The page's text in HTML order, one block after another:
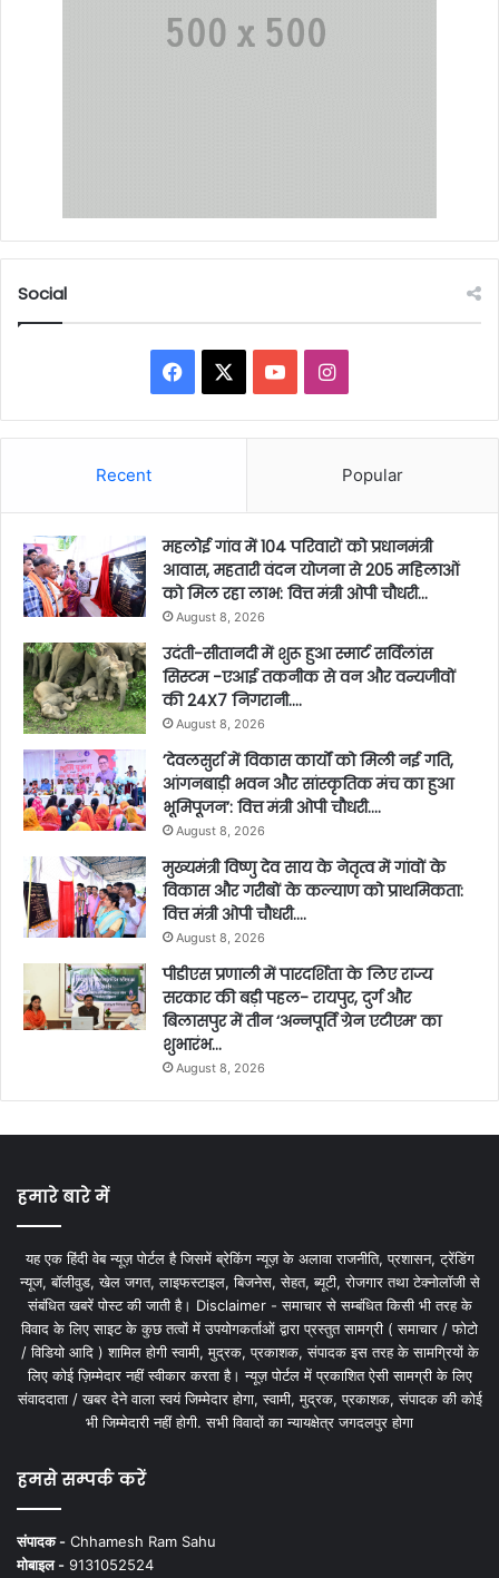
Social
Facebook YouTubeInstagram
Recent Popular
महलोई गांव में 104 परिवारों को प्रधानमंत्री
आवास, महतारी वंदन योजना से 205 महिलाओं
को मिल रहा लाभ: वित्त मंत्री ओपी चौधरी…
August 8, 2026
उदंती-सीतानदी में शुरू हुआ स्मार्ट सर्विलांस
सिस्टम -एआई तकनीक से वन और वन्यजीवों
की 24X7 निगरानी….
August 8, 2026
’देवलसुर्रा में विकास कार्यों को मिली नई गति,
आंगनबाड़ी भवन और सांस्कृतिक मंच का हुआ
भूमिपूजन’: वित्त मंत्री ओपी चौधरी….
August 8, 2026
मुख्यमंत्री विष्णु देव साय के नेतृत्व में गांवों के
विकास और गरीबों के कल्याण को प्राथमिकता:
वित्त मंत्री ओपी चौधरी….
August 8, 2026
पीडीएस प्रणाली में पारदर्शिता के लिए राज्य
सरकार की बड़ी पहल- रायपुर, दुर्ग और
बिलासपुर में तीन ‘अन्नपूर्ति ग्रेन एटीएम‘ का
शुभारंभ…
August 8, 2026
हमारे बारे में
यह एक हिंदी वेब न्यूज़ पोर्टल है जिसमें ब्रेकिंग न्यूज़ के अलावा राजनीति, प्रशासन, ट्रेंडिंग
न्यूज, बॉलीवुड, खेल जगत, लाइफस्टाइल, बिजनेस, सेहत, ब्यूटी, रोजगार तथा टेक्नोलॉजी से
संबंधित खबरें पोस्ट की जाती है। Disclaimer - समाचार से सम्बंधित किसी भी तरह के
विवाद के लिए साइट के कुछ तत्वों में उपयोगकर्ताओं द्वारा प्रस्तुत सामग्री ( समाचार / फोटो
/ विडियो आदि ) शामिल होगी स्वामी, मुद्रक, प्रकाशक, संपादक इस तरह के सामग्रियों के
लिए कोई ज़िम्मेदार नहीं स्वीकार करता है। न्यूज़ पोर्टल में प्रकाशित ऐसी सामग्री के लिए
संवाददाता / खबर देने वाला स्वयं जिम्मेदार होगा, स्वामी, मुद्रक, प्रकाशक, संपादक की कोई
भी जिम्मेदारी नहीं होगी. सभी विवादों का न्यायक्षेत्र जगदलपुर होगा
हमसे सम्पर्क करें
संपादक - Chhamesh Ram Sahu
मोबाइल - 9131052524